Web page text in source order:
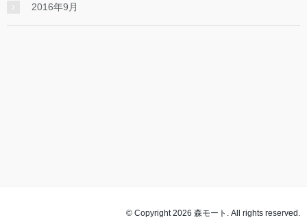
2016年9月
© Copyright 2026 森モート. All rights reserved.